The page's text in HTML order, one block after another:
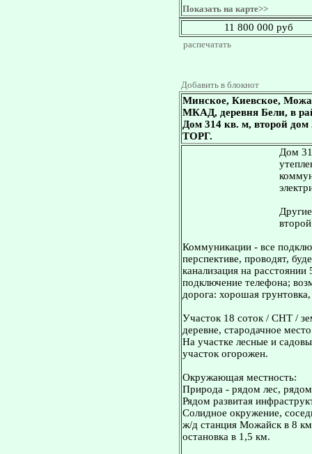
Показать на карте>>
11 800 000 руб
распечатать
Добавить в блокнот
Минское, Киевское,
МКАД, деревня Бели, в
Дом 314 кв. м, второй
ТОРГ.
Дом
Коммуникации - все
перспективе, проводят,
канализация на
подключение телефона;
дорога: хорошая
Участок 18 соток / СНТ /
деревне, стародачное
На участке лесные и
участок огорожен.
Окружающая местность:
Природа - рядом лес,
Рядом развитая
Солидное окружение,
ж/д станция Можайск в 8
остановка в 1,5 км.